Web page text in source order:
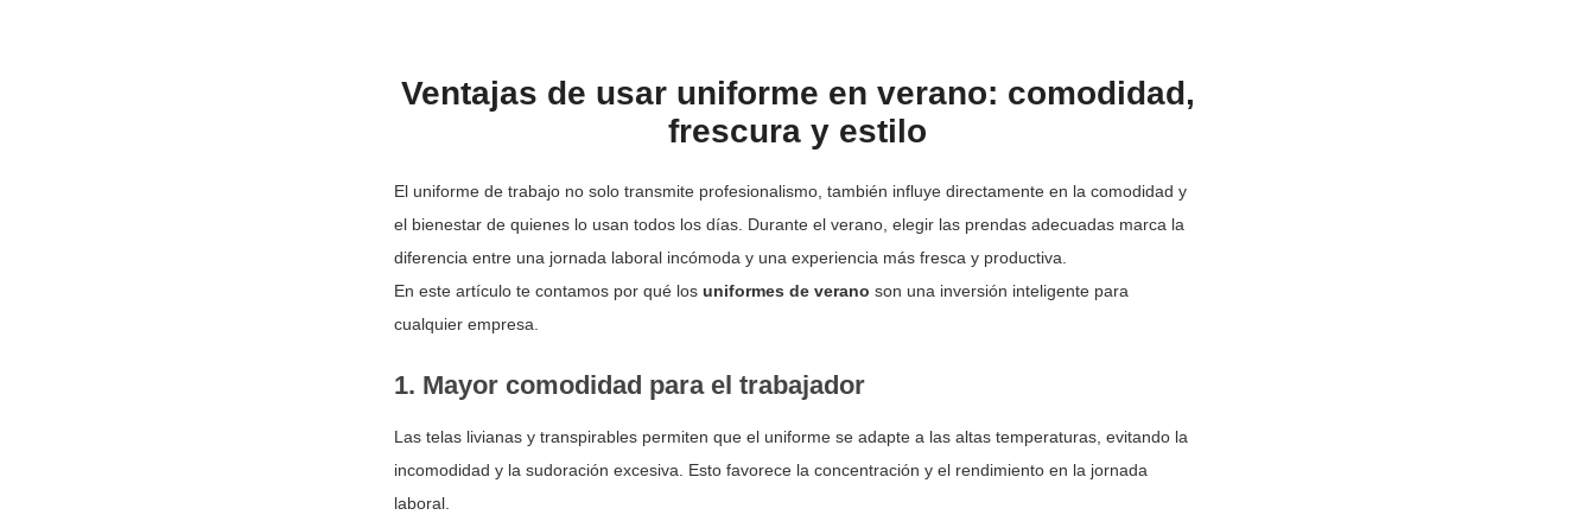
Ventajas de usar uniforme en verano: comodidad,
frescura y estilo
El uniforme de trabajo no solo transmite profesionalismo, también influye directamente en la comodidad y
el bienestar de quienes lo usan todos los días. Durante el verano, elegir las prendas adecuadas marca la
diferencia entre una jornada laboral incómoda y una experiencia más fresca y productiva.
En este artículo te contamos por qué los uniformes de verano son una inversión inteligente para
cualquier empresa.
1. Mayor comodidad para el trabajador
Las telas livianas y transpirables permiten que el uniforme se adapte a las altas temperaturas, evitando la
incomodidad y la sudoración excesiva. Esto favorece la concentración y el rendimiento en la jornada
laboral.